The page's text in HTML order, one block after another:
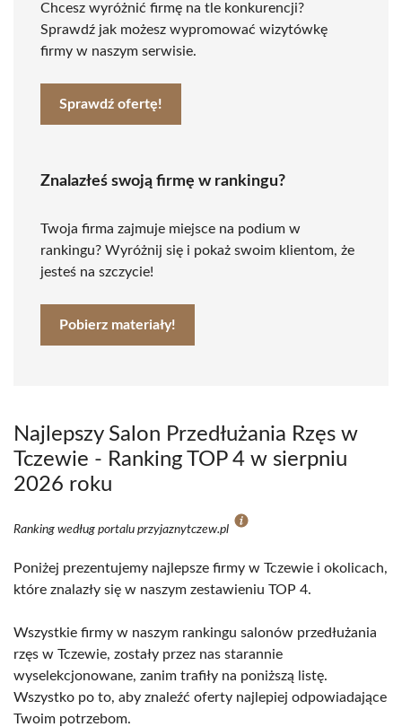
Chcesz wyróżnić firmę na tle konkurencji?
Sprawdź jak możesz wypromować wizytówkę
firmy w naszym serwisie.
Sprawdź ofertę!
Znalazłeś swoją firmę w rankingu?
Twoja firma zajmuje miejsce na podium w
rankingu? Wyróżnij się i pokaż swoim klientom, że
jesteś na szczycie!
Pobierz materiały!
Najlepszy Salon Przedłużania Rzęs w
Tczewie - Ranking TOP 4 w sierpniu
2026 roku
Ranking według portalu przyjaznytczew.pl
Poniżej prezentujemy najlepsze firmy w Tczewie i okolicach,
które znalazły się w naszym zestawieniu TOP 4.
Wszystkie firmy w naszym rankingu salonów przedłużania
rzęs w Tczewie, zostały przez nas starannie
wyselekcjonowane, zanim trafiły na poniższą listę.
Wszystko po to, aby znaleźć oferty najlepiej odpowiadające
Twoim potrzebom.